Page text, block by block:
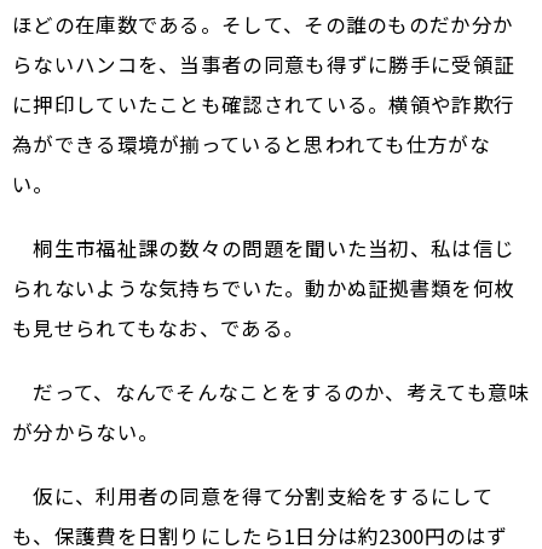
ほどの在庫数である。そして、その誰のものだか分か
らないハンコを、当事者の同意も得ずに勝手に受領証
に押印していたことも確認されている。横領や詐欺行
為ができる環境が揃っていると思われても仕方がな
い。
桐生市福祉課の数々の問題を聞いた当初、私は信じ
られないような気持ちでいた。動かぬ証拠書類を何枚
も見せられてもなお、である。
だって、なんでそんなことをするのか、考えても意味
が分からない。
仮に、利用者の同意を得て分割支給をするにして
も、保護費を日割りにしたら1日分は約2300円のはず